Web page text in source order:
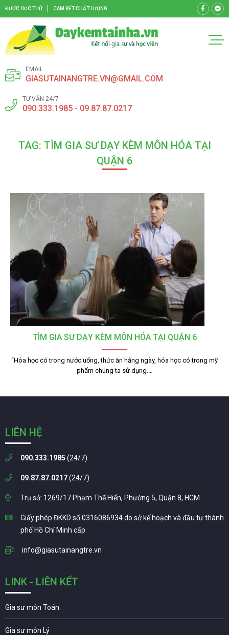
ĐƯỢC HỌC THỬ CAM KẾT CHẤT LƯỢNG
EMAIL
GIASUTAINANGTRE.VN@GMAIL.COM
TƯ VẤN 24/7
090.333.1985 - 09.87.87.0217
TAG: TÌM GIA SƯ DẠY KÈM MÔN HÓA TẠI
QUẬN 6
TÌM GIA SƯ DẠY KÈM MÔN HÓA TẠI QUẬN 6
“Hóa học có trong nước uống, thức ăn hằng ngày, hóa học có trong mỹ
phẩm chúng ta sử dụng.…
LIÊN HỆ
090.333.1985 (24/7)
09.87.87.0217(24/7)
Trụ sở: 1269/17 Phạm Thế Hiển, Phường 5, Quận 8, HCM
Giấy phép ĐKKD số 0316086934 do sở kế hoạch và đầu tư thành
phố Hồ Chí Minh cấp
info@giasutainangtre.vn
LINK - LIÊN KẾT
Gia sư môn Toán
Gia sư môn Lý